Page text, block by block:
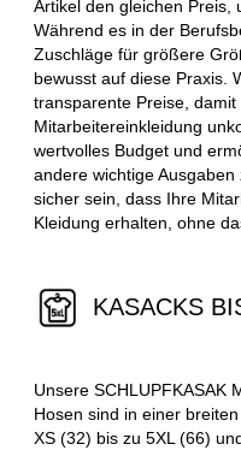
Artikel den gleichen Preis,
Während es in der
Zuschläge für größere
bewusst auf diese Praxis.
transparente Preise,
Mitarbeitereinkleidung
wertvolles Budget und
andere wichtige
sicher sein, dass Ihre
Kleidung erhalten, ohne
KASACKS
Unsere SCHLUPFKASAK
Hosen sind in einer
XS (32) bis zu 5XL (66)